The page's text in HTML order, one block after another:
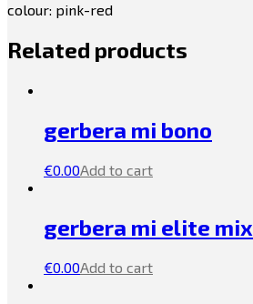
colour: pink-red
Related products
gerbera mi bono
€0.00Add to cart
gerbera mi elite mix
€0.00Add to cart